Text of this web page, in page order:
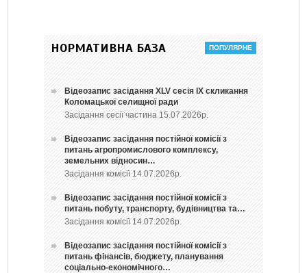
НОРМАТИВНА БАЗА
Відеозапис засідання ХLV сесія ІХ скликання
Коломацької селищної ради
Засідання сесії частина 15.07.2026р.
Відеозапис засідання постійної комісії з
питань агропромислового комплексу,
земельних відносин…
Засідання комісії 14.07.2026р.
Відеозапис засідання постійної комісії з
питань побуту, транспорту, будівництва та…
Засідання комісії 14.07.2026р.
Відеозапис засідання постійної комісії з
питань фінансів, бюджету, планування
соціально-економічного…